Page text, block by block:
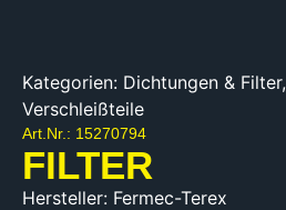
Kategorien: Dichtungen & Filter,
Verschleißteile
Art.Nr.: 15270794
FILTER
Hersteller: Fermec-Terex